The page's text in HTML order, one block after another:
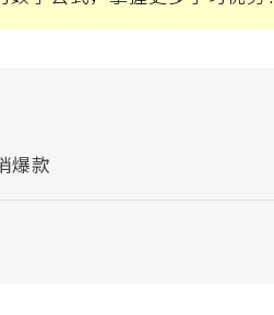
爆款